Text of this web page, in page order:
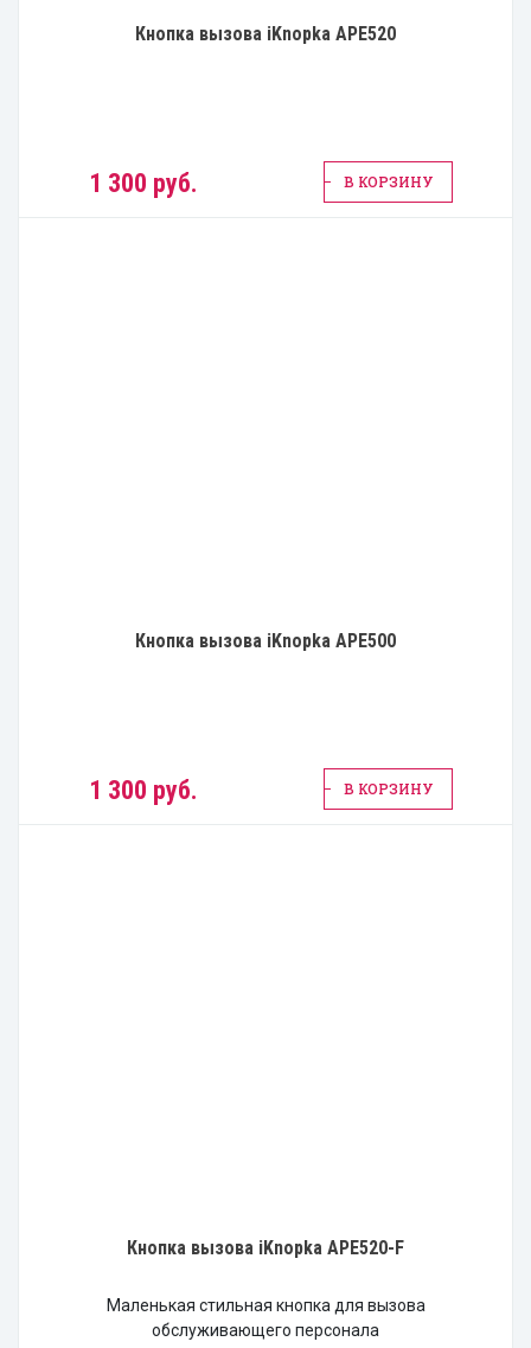
Кнопка вызова iKnopka APE520
1 300 руб. В КОРЗИНУ
Кнопка вызова iKnopka APE500
1 300 руб. В КОРЗИНУ
Кнопка вызова iKnopka APE520-F
Маленькая стильная кнопка для вызова
обслуживающего персонала